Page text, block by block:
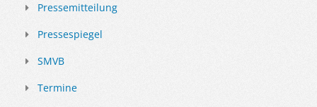
Pressemitteilung
Pressespiegel
SMVB
Termine